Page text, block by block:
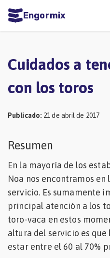
Engormix
Agricultura
Balanceados
Avicultura
Ganadería
Lechería
Micotoxinas
Porcicultura
Mascotas
Cuidados a
con los toros
Publicado: 21 de abril de 2017
Resumen
En la mayoría de los
Noa nos encontramos
servicio. Es sumamente
principal atención a los
toro-vaca en estos
altura del servicio es
estar entre el 60 al 70%